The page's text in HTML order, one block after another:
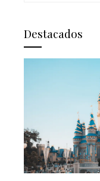
Destacados